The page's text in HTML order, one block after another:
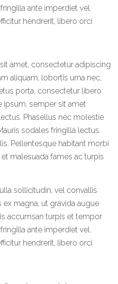
ante imperdiet vel.
hendrerit, libero orci
amet, consectetur adipiscing
aliquam, lobortis urna nec,
porta, consectetur libero
ipsum, semper sit amet
Phasellus nec molestie
sodales fringilla lectus.
Pellentesque habitant morbi
malesuada fames ac turpis
sollicitudin, vel convallis
magna, ut gravida augue
accumsan turpis et tempor.
ante imperdiet vel.
hendrerit, libero orci